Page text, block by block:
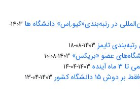
در رتبه‌بندی«کیو.اِس» دانشگاه ها
1403-
تایمز 1403-08-18
عضو «بریکس» 1403-08-10
آینده 1403-04-14
1403-04-13